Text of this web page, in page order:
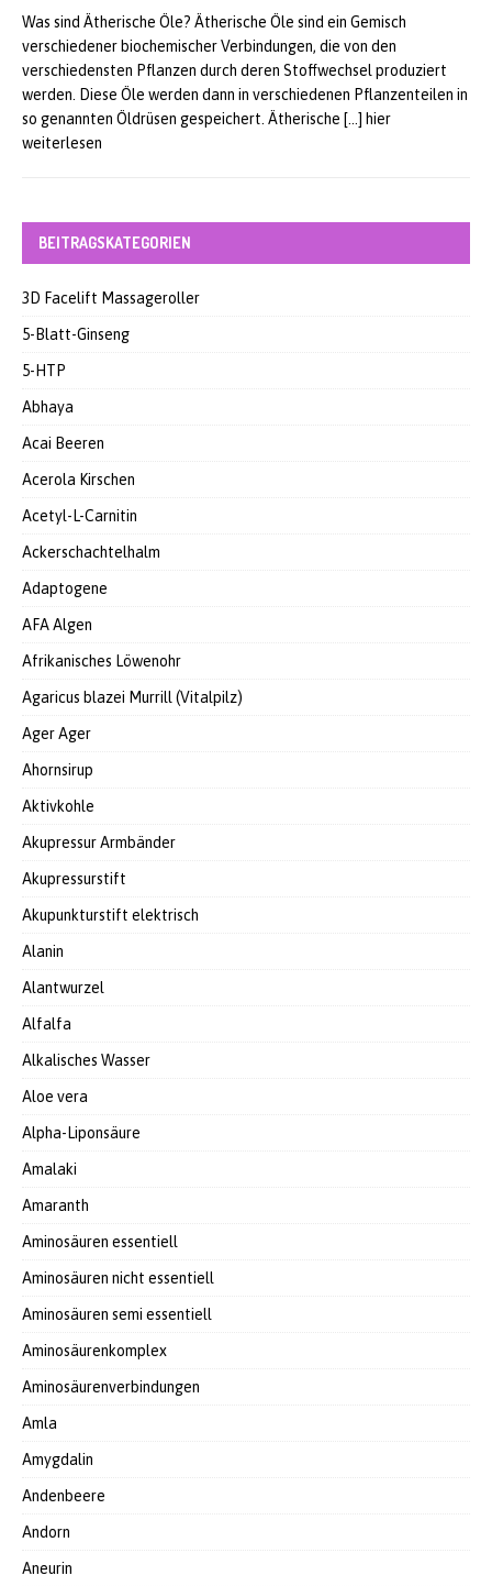
Was sind Ätherische Öle? Ätherische Öle sind ein Gemisch
verschiedener biochemischer Verbindungen, die von den
verschiedensten Pflanzen durch deren Stoffwechsel produziert
werden. Diese Öle werden dann in verschiedenen Pflanzenteilen in
so genannten Öldrüsen gespeichert. Ätherische […] hier
weiterlesen
BEITRAGSKATEGORIEN
3D Facelift Massageroller
5-Blatt-Ginseng
5-HTP
Abhaya
Acai Beeren
Acerola Kirschen
Acetyl-L-Carnitin
Ackerschachtelhalm
Adaptogene
AFA Algen
Afrikanisches Löwenohr
Agaricus blazei Murrill (Vitalpilz)
Ager Ager
Ahornsirup
Aktivkohle
Akupressur Armbänder
Akupressurstift
Akupunkturstift elektrisch
Alanin
Alantwurzel
Alfalfa
Alkalisches Wasser
Aloe vera
Alpha-Liponsäure
Amalaki
Amaranth
Aminosäuren essentiell
Aminosäuren nicht essentiell
Aminosäuren semi essentiell
Aminosäurenkomplex
Aminosäurenverbindungen
Amla
Amygdalin
Andenbeere
Andorn
Aneurin